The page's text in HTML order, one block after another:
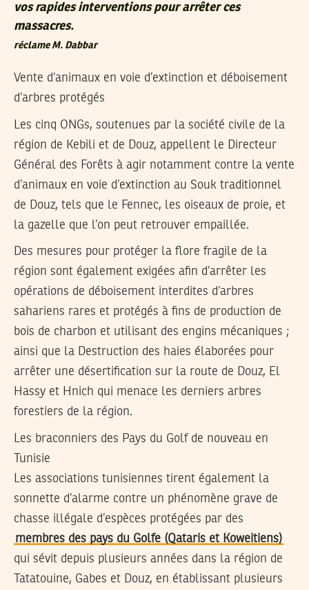
vos rapides interventions pour arrêter ces
massacres.
réclame M. Dabbar
Vente d’animaux en voie d’extinction et déboisement
d’arbres protégés
Les cinq ONGs, soutenues par la société civile de la
région de Kebili et de Douz, appellent le Directeur
Général des Forêts à agir notamment contre la vente
d’animaux en voie d’extinction au Souk traditionnel
de Douz, tels que le Fennec, les oiseaux de proie, et
la gazelle que l’on peut retrouver empaillée.
Des mesures pour protéger la flore fragile de la
région sont également exigées afin d’arrêter les
opérations de déboisement interdites d’arbres
sahariens rares et protégés à fins de production de
bois de charbon et utilisant des engins mécaniques ;
ainsi que la Destruction des haies élaborées pour
arrêter une désertification sur la route de Douz, El
Hassy et Hnich qui menace les derniers arbres
forestiers de la région.
Les braconniers des Pays du Golf de nouveau en
Tunisie
Les associations tunisiennes tirent également la
sonnette d’alarme contre un phénomène grave de
chasse illégale d’espèces protégées par des
membres des pays du Golfe (Qataris et Koweitiens)
qui sévit depuis plusieurs années dans la région de
Tatatouine, Gabes et Douz, en établissant plusieurs